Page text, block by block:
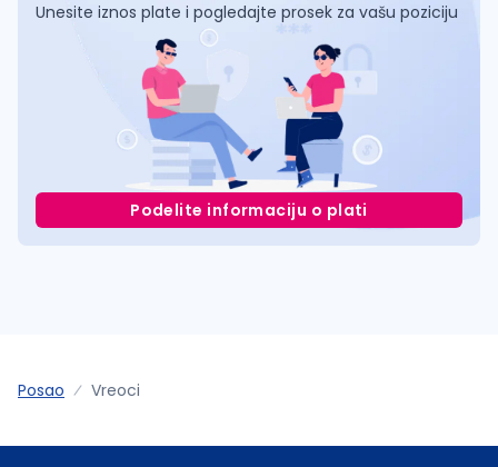
Unesite iznos plate i pogledajte prosek za vašu poziciju
Podelite informaciju o plati
Posao Vreoci